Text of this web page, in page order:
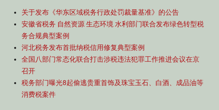
关于发布《华东区域税务行政处罚裁量基准》的公告
安徽省税务 自然资源 生态环境 水利部门联合发布绿色转型税
务合规典型案例
河北税务发布首批纳税信用修复典型案例
全国八部门常态化联合打击涉税违法犯罪工作推进会议在京
召开
税务部门曝光8起偷逃贵重首饰及珠宝玉石、白酒、成品油等
消费税案件